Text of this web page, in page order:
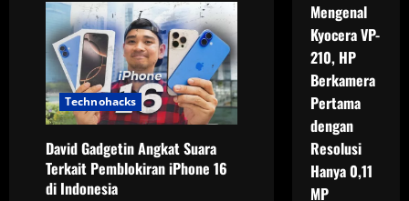
Technohacks
David Gadgetin Angkat Suara
Terkait Pemblokiran iPhone 16
di Indonesia
Mengenal
Kyocera VP-
210, HP
Berkamera
Pertama
dengan
Resolusi
Hanya 0,11
MP